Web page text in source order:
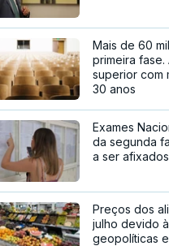
Mais de 60
primeira
superior com
30 anos
Exames
da segunda
a ser afixados
Preços dos
julho devido
geopolíticas